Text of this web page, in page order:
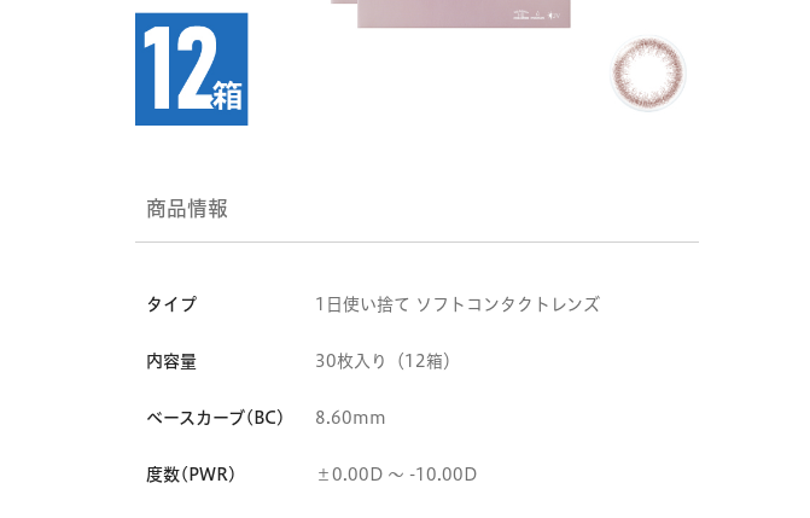
商品情報
タイプ 1日使い捨て ソフトコンタクトレンズ
内容量 30枚入り（12箱）
ベースカーブ(BC) 8.60mm
度数(PWR) ±0.00D 〜 -10.00D